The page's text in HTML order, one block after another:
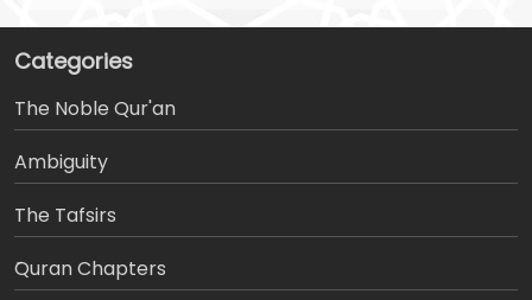
Categories
The Noble Qur'an
Ambiguity
The Tafsirs
َQuran Chapters